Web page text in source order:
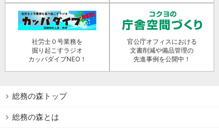
社労士０号業務を
掘り起こすラジオ
カッパダイブNEO！
官公庁オフィスにおける
文書削減や備品管理の
先進事例を公開中！
総務の森トップ
総務の森とは